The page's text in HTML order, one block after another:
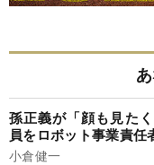
孫正義が「顔も見た
員をロボット事業責任
小倉健一